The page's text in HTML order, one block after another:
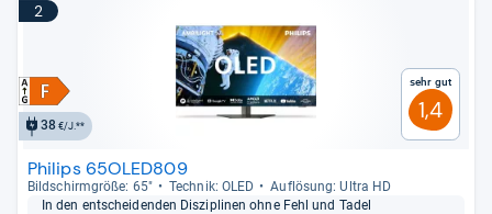
2
38€/J.**
Sehr gut
1,4
Philips 65OLED809
Bild­schirm­größe: 65" Tech­nik: OLED
Auf­lö­sung: Ultra HD
In den ent­schei­den­den Dis­zi­pli­nen ohne Fehl und Tadel